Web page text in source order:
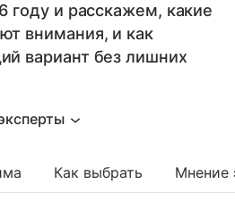
году и расскажем, какие
внимания, и как
вариант без лишних
Как выбрать Мнение